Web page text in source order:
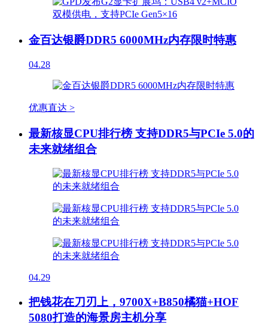
金百达银爵DDR5 6000MHz内存限时特惠
04.28
优惠直达 >
最新核显CPU排行榜 支持DDR5与PCIe 5.0的
未来就绪组合
04.29
把钱花在刀刃上，9700X+B850橘猫+HOF
5080打造的海景房主机分享